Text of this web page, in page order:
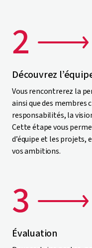
Découvrez
Vous rencontrerez la
ainsi que des membres
responsabilités, la
Cette étape vous
d’équipe et les projets,
vos ambitions.
Évaluation